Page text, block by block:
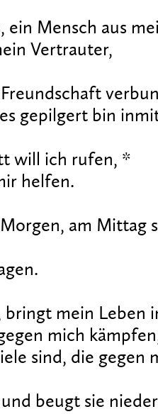
ein Mensch aus
Vertrauter,
gepilgert bin
will ich rufen, *
helfen.
am Mittag
bringt mein Leben
mich
sind, die gegen
beugt sie